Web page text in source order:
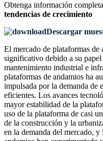
Obtenga información
tendencias de crecimiento
Descargar
El mercado de plataformas
significativo debido a su
mantenimiento industrial e
plataformas de andamios ha
impulsada por la demanda de
eficientes. Los avances
mayor estabilidad de la
uso de la plataforma de casi
de la construcción y la
en la demanda del mercado,